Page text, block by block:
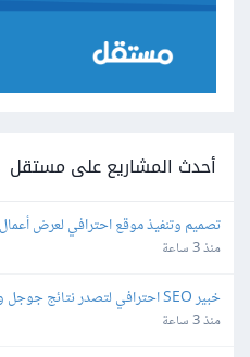
أحدث المشاريع على مستقل
تصميم وتنفيذ موقع احترافي لعرض
منذ 3 ساعة
خبير SEO احترافي لتصدر نتائج جوجل وخرائط جوجل
منذ 3 ساعة